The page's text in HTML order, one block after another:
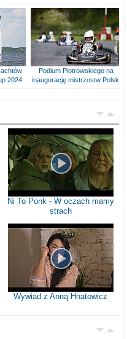
2024
Podium Piotrowskiego na
inaugurację mistrzostw Polski
Ni To Ponk - W oczach mamy
strach
Wywiad z Anną Hnatowicz